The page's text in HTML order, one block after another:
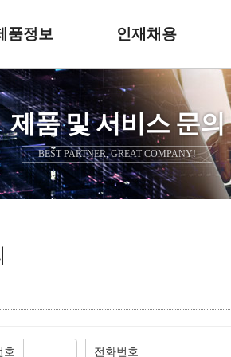
품정보 인재채용
제품 및 서비스 문의
BEST PARTNER, GREAT COMPANY!
호 전화번호